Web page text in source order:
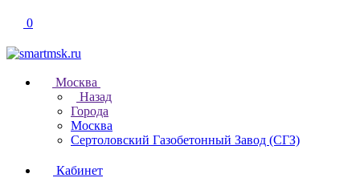
0
Москва
Назад
Города
Москва
Сертоловский Газобетонный Завод (СГЗ)
Кабинет